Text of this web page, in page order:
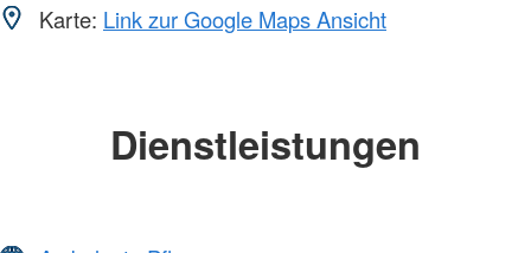
Karte: Link zur Google Maps Ansicht
Dienstleistungen